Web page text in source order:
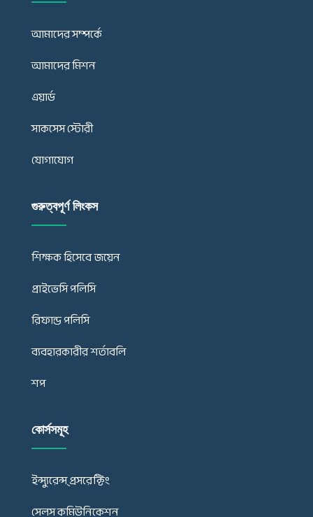
আমাদের সম্পর্কে
আমাদের মিশন
এয়ার্ড
সাকসেস স্টোরী
যোগাযোগ
গুরুত্বপূর্ণ লিংকস
শিক্ষক হিসেবে জয়েন
প্রাইভেসি পলিসি
রিফান্ড পলিসি
ব্যবহারকারীর শর্তাবলি
শপ
কোর্সসমূহ
ইন্স্যুরেন্স্ প্রসরেক্টিং
সেলস কমিউনিকেশন